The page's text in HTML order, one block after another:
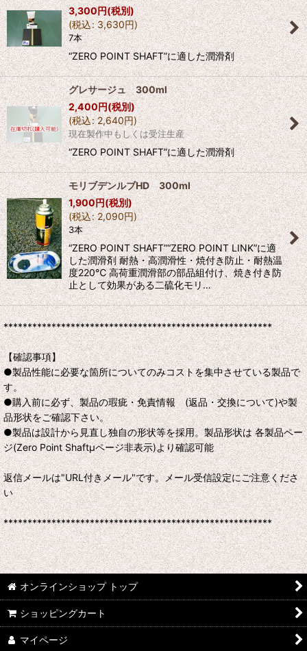
3,300円(税別)
(税込: 3,630円)
7本
“ZERO POINT SHAFT”に適した潤滑剤
グレサージュ 300ml
2,400円(税別)
(税込: 2,640円)
現在製作中もしくは受注生産
“ZERO POINT SHAFT”に適した潤滑剤
モリブデンルブHD 300ml
1,900円(税別)
(税込: 2,090円)
3本
“ZERO POINT SHAFT”“ZERO POINT LINK”に適
した潤滑剤 耐熱・高潤滑性・焼付き防止・耐熱温
度220℃ 高荷重潤滑部の部品組付け、焼き付き防
止として効果がある二硫化モリ…
********************************************************
【確認事項】
●製品性能に必要な箇所についてのみコストを集中させている製品で
す。
●購入前に必ず、製品の瑕疵・免責情報 (返品・交換について)や製
品形状をご確認下さい。
●製品は設計から見直し独自の形状等を採用。製品形状は 各製品ペー
ジ(Zero Point Shaftμページ非表示)より確認可能
返信メールは"URL付きメール"です。メール受信設定にご注意くださ
い
********************************************************
オンラインショップ トップ
ショッピングカート
マイページ